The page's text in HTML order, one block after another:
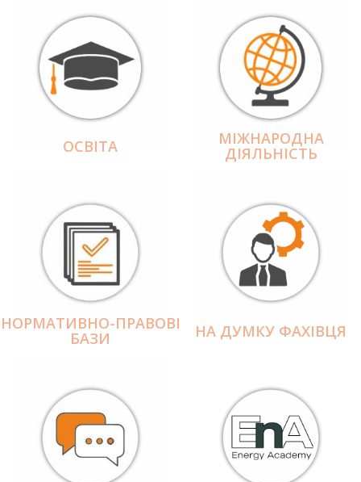
ОСВІТА МІЖНАРОДНА
ДІЯЛЬНІCТЬ
НОРМАТИВНО-ПРАВОВІ
БАЗИ НА ДУМКУ ФАХІВЦЯ